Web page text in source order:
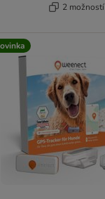
2 možností